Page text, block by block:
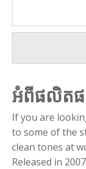
អំពីផលិត
If you are
to some of the
clean tones at
Released in